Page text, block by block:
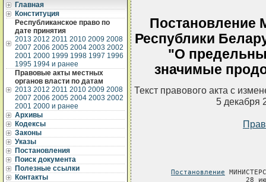
Главная
Конституция
Республиканское право по
дате принятия
2013 2012 2011 2010 2009 2008
2007 2006 2005 2004 2003 2002
2001 2000 1999 1998 1997 1996
1995 1994 и ранее
Правовые акты местных
органов власти по датам
2013 2012 2011 2010 2009 2008
2007 2006 2005 2004 2003 2002
2001 2000 и ранее
Архивы
Кодексы
Законы
Указы
Постановления
Поиск документа
Полезные ссылки
Контакты
Постановление
Республики
"О
значимые
Текст правового акта с
5 декабря
Постановление МИНИСТЕРСТВА ЭКОНОМИКИ РЕСПУБЛИКИ БЕЛАРУСЬ
                       28 июня 2005 г. № 117

О ПРЕДЕЛЬНЫХ ЦЕНАХ НА СОЦИАЛЬНО ЗНАЧИМЫЕ ПРОДОВОЛЬСТВЕННЫЕ
ТОВАРЫ
         -----------------------------------------------------------
         Утратило  силу постановлением Министерства экономики от  30
         июня 2006 г. № 109 (зарегистрировано в Национальном реестре
         - № 8/14657 от 05.07.2006 г.)   

       ![Изменения и дополнения:
            Постановление Министерства экономики от 23 сентября 2005
         г.  № 165 (зарегистрировано  в  Национальном  реестре  -  №
         8/13161 от 28.09.2005 г.);
            Постановление Министерства экономики от 2 ноября 2005 г.
         №  188 (зарегистрировано в Национальном реестре - № 8/13352
         от 09.11.2005 г.);
            Постановление Министерства экономики от 9 ноября 2005 г.
         № 193 (зарегистрировано в Национальном реестре - №  8/13369
         от 14.11.2005 г.);
            Постановление Министерства экономики от 24  ноября  2005
         г.  №  205  (зарегистрировано  в  Национальном  реестре - №
         8/13433 от 28.11.2005 г.);
            Постановление Министерства  экономики от 12 декабря 2005
         г.  № 218 (зарегистрировано  в  Национальном  реестре  -  №
         8/13561 от 15.12.2005 г.);
            Постановление Министерства  экономики от 14 февраля 2006
         г.  № 27 (зарегистрировано   в  Национальном  реестре  -  №
         8/14014 от 23.02.2006 г.);
            Постановление Министерства  экономики  от 18 апреля 2006
         г.  № 62  (зарегистрировано  в  Национальном  реестре  -  №
         8/14318 от 20.04.2006 г.)].

     На основании пункта 2 Указа Президента Республики  Беларусь  от
19  мая  1999  г.  №  285  "О  некоторых  мерах  по стабилизации цен
(тарифов) в Республике  Беларусь",  постановления  Совета  Министров
Республики  Беларусь  от  18  июня  1999  г.  №  943 "Об утверждении
перечней социально значимых товаров (работ,  услуг) и  лекарственных
средств,   цены   (тарифы)  на  которые  регулируются